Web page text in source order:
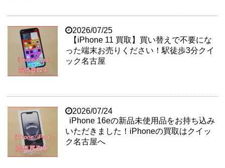
2026/07/25
【iPhone 11 買取】買い替えで不要にな
った端末お売りください！駅徒歩3分クイ
ック名古屋
2026/07/24
iPhone 16eの新品未使用品をお持ち込み
いただきました！iPhoneの買取はクイッ
ク名古屋へ